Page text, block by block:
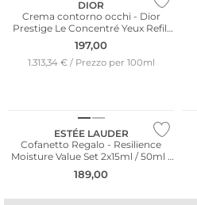
DIOR
Crema contorno occhi - Dior
Prestige Le Concentré Yeux Refill
15ml
197,00
1.313,34 € / Prezzo per 100ml
ESTÉE LAUDER
Cofanetto Regalo - Resilience
Moisture Value Set 2x15ml / 50ml /
5ml
189,00